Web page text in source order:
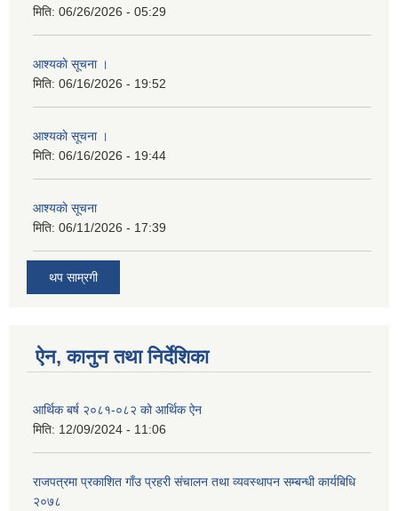
मिति: 06/26/2026 - 05:29
आश्यकाे सूचना ।
मिति: 06/16/2026 - 19:52
आश्यकाे सूचना ।
मिति: 06/16/2026 - 19:44
आश्यकाे सूचना
मिति: 06/11/2026 - 17:39
थप साम्रगी
ऐन, कानुन तथा निर्देशिका
आर्थिक बर्ष २०८१-०८२ को आर्थिक ऐन
मिति: 12/09/2024 - 11:06
राजपत्रमा प्रकाशित गाँउ प्रहरी संचालन तथा व्यवस्थापन सम्बन्धी कार्यबिधि
२०७८